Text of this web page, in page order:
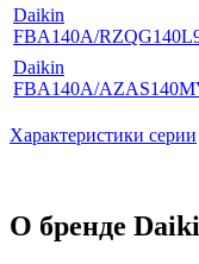
Daikin
FBA140A/
Daikin
FBA140A/
Характеристики серии
О бренде